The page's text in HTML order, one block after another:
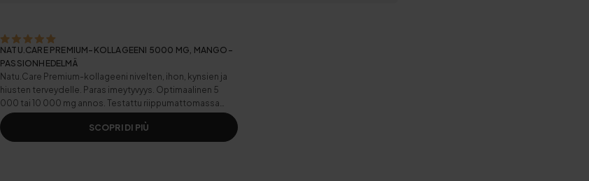
NATU.CARE PREMIUM-KOLLAGEENI 5000 MG, MANGO-
PASSIONHEDELMÄ
Natu.Care Premium-kollageeni nivelten, ihon, kynsien ja
hiusten terveydelle. Paras imeytyvyys. Optimaalinen 5
000 tai 10 000 mg annos. Testattu riippumattomassa
laboratoriossa.
SCOPRI DI PIÙ